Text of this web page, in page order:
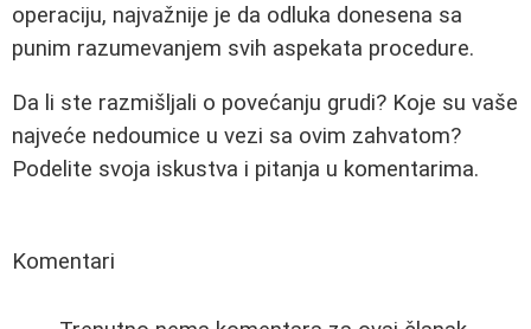
operaciju, najvažnije je da odluka donesena sa
punim razumevanjem svih aspekata procedure.
Da li ste razmišljali o povećanju grudi? Koje su vaše
najveće nedoumice u vezi sa ovim zahvatom?
Podelite svoja iskustva i pitanja u komentarima.
Komentari